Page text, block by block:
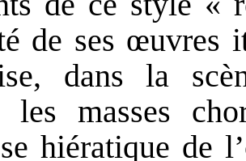
de ses œuvres
dans la
les masses
hiératique de